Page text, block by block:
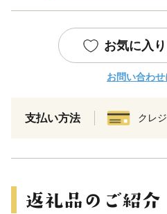
お気に入
お問い合わ
支払い方法 クレ